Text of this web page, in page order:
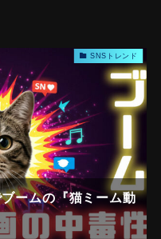
SNSトレンド
ームの『猫ミーム動